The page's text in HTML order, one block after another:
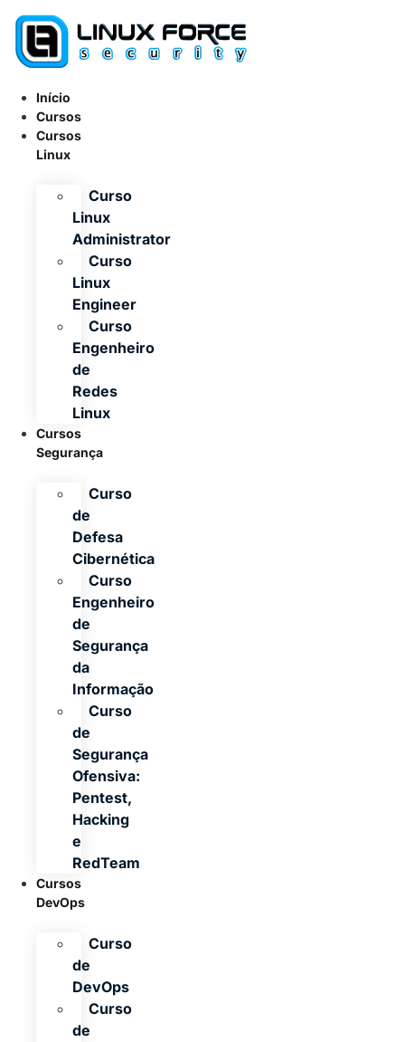
para
conteúdo
Início
Cursos
Cursos
Linux
Curso
Linux
Administrator
Curso
Linux
Engineer
Curso
Engenheiro
de
Redes
Linux
Cursos
Segurança
Curso
de
Defesa
Cibernética
Curso
Engenheiro
de
Segurança
da
Informação
Curso
de
Segurança
Ofensiva:
Pentest,
Hacking
e
RedTeam
Cursos
DevOps
Curso
de
DevOps
Curso
de